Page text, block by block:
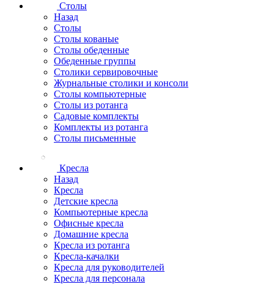
Столы
Назад
Столы
Столы кованые
Столы обеденные
Обеденные группы
Столики сервировочные
Журнальные столики и консоли
Столы компьютерные
Столы из ротанга
Садовые комплекты
Комплекты из ротанга
Столы письменные
Кресла
Назад
Кресла
Детские кресла
Компьютерные кресла
Офисные кресла
Домашние кресла
Кресла из ротанга
Кресла-качалки
Кресла для руководителей
Кресла для персонала